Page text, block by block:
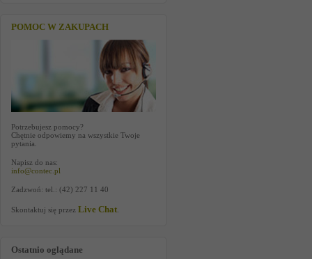
POMOC W ZAKUPACH
Potrzebujesz pomocy?
Chętnie odpowiemy na wszystkie Twoje
pytania.
Napisz do nas:
info@contec.pl
Zadzwoń: tel.: (42) 227 11 40
Skontaktuj się przez Live Chat
Ostatnio oglądane